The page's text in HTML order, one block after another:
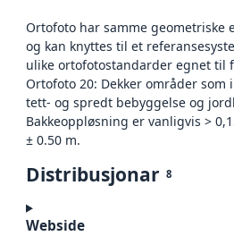
Ortofoto har samme geometriske
og kan knyttes til et
ulike ortofotostandarder egnet til
Ortofoto 20: Dekker områder som
tett- og spredt bebyggelse og
Bakkeoppløsning er vanligvis >
± 0.50 m.
Distribusjonar 8
Webside